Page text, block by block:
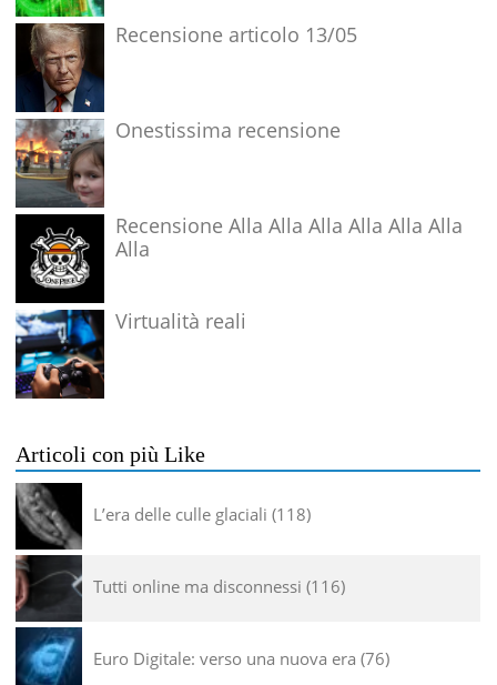
Recensione articolo 13/05
Onestissima recensione
Recensione Alla Alla Alla Alla Alla Alla
Alla
Virtualità reali
Articoli con più Like
L’era delle culle glaciali 118
Tutti online ma disconnessi 116
Euro Digitale: verso una nuova era 76